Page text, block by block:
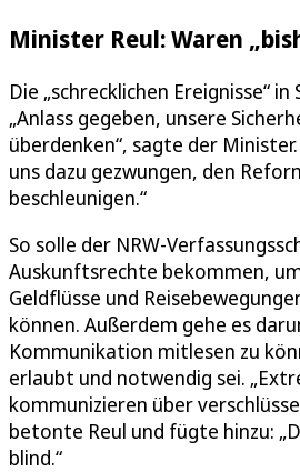
Minister Reul: Waren
Die „schrecklichen Ereignisse“
„Anlass gegeben, unsere
überdenken“, sagte der
uns dazu gezwungen, den
beschleunigen.“
So solle der NRW-
Auskunftsrechte bekommen,
Geldflüsse und
können. Außerdem gehe es
Kommunikation mitlesen zu
erlaubt und notwendig sei.
kommunizieren über
betonte Reul und fügte hinzu:
blind.“